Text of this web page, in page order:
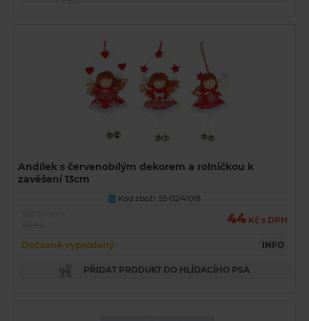
Andílek s červenobílým dekorem a rolničkou k
zavěšení 13cm
U
Kód zboží: 55-02/41018
44 Kč s DPH
Dočasně vyprodaný INFO
PŘIDAT PRODUKT DO HLÍDACÍHO PSA